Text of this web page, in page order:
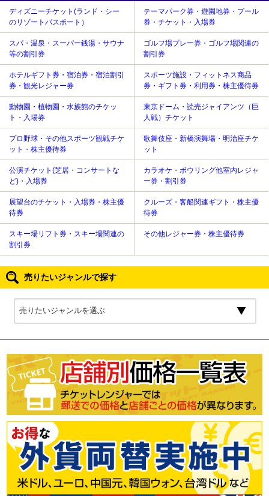
ディズニーチケット(ランド・シー
のリゾートパスポート）
テーマパーク券・遊園地券・プール
券・チケット・入場券
スパ・温泉・スーパー銭湯・サウナ
等の割引券
ゴルフ場プレー券・ゴルフ場関連の
割引券
ホテルギフト券・宿泊券・宿泊割引
券・観光レジャー券
スポーツ施設・フィットネス商品
券・ギフト券・利用券・株主優待券
動物園・植物園・水族館のチケッ
ト・入場券
東京ドーム・読売ジャイアンツ（巨
人戦）チケット
プロ野球・その他スポーツ観戦チケ
ット・株主優待券
歌舞伎座・新橋演舞場・明治座チケ
ット
公演チケット(芝居・コンサートな
ど)・入場券
カラオケ・ボウリング他室内レジャ
ー券・割引券
展望台のチケット・入場券・株主優
待券
クルーズ・客船関連ギフト・株主優
待券
スキー場リフト券・スキー場関連の
割引券
その他レジャー券・株主優待券
売りたいジャンルで探す